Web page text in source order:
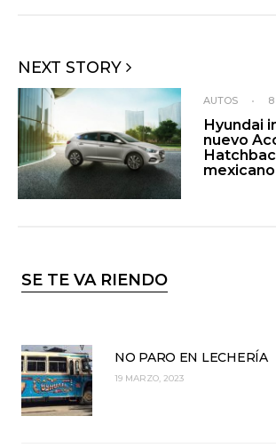
NEXT STORY
AUTOS •
Hyundai
nuevo
mexicano
SE TE VA RIENDO
NO PARO EN LECHERÍA
19 MARZO, 2023